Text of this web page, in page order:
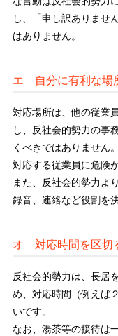
し、「申し訳ありませ
はありません。
エ 自分に有利な場
対応場所は、他の従業
し、反社会的勢力の事
くべきではありません
対応する従業員に危険
また、反社会的勢力よ
録音、連絡など役割を
オ 対応時間を区切
反社会的勢力は、長居
め、対応時間（例えば
いです。
なお、湯茶等の接待は